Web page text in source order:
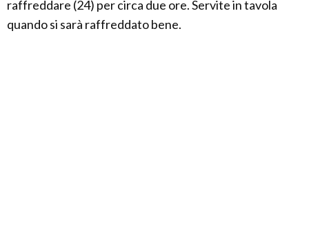
raffreddare (24) per circa due ore. Servite in tavola
quando si sarà raffreddato bene.